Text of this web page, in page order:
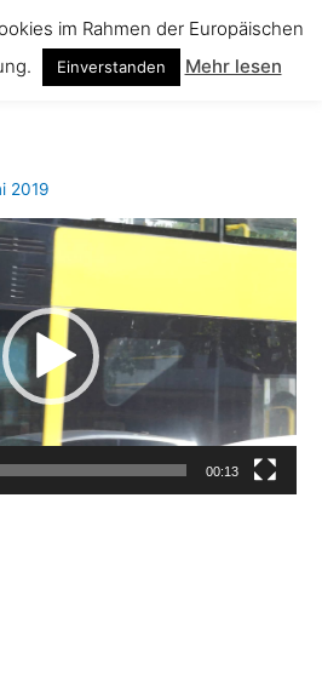
2019
00:13
im Rahmen der Europäischen
Einverstanden Mehr lesen